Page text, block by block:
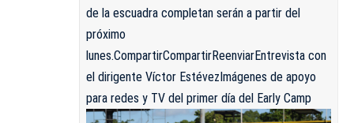
de la escuadra completan serán a partir del
próximo
lunes.CompartirCompartirReenviarEntrevista con
el dirigente Víctor EstévezImágenes de apoyo
para redes y TV del primer día del Early Camp